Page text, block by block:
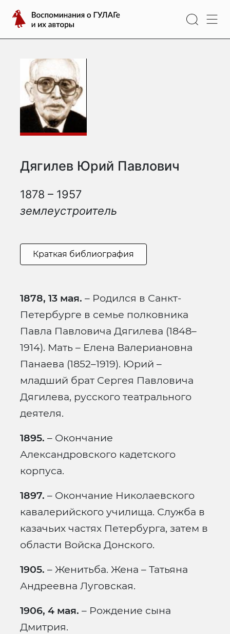
содержимому
Воспоминания
о
ГУЛАГе
авторы
Дягилев Юрий Павлович
1878 – 1957
землеустроитель
Краткая библиография
1878, 13 мая. – Родился в Санкт-
Петербурге в семье полковника
Павла Павловича Дягилева (1848–
1914). Мать – Елена Валериановна
Панаева (1852–1919). Юрий –
младший брат Сергея Павловича
Дягилева, русского театрального
деятеля.
1895. – Окончание
Александровского кадетского
корпуса.
1897. – Окончание Николаевского
кавалерийского училища. Служба в
казачьих частях Петербурга, затем в
области Войска Донского.
1905. – Женитьба. Жена – Татьяна
Андреевна Луговская.
1906, 4 мая. – Рождение сына
Дмитрия.